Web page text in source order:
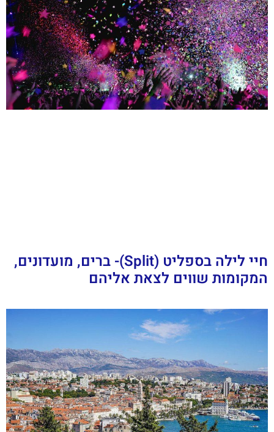
חיי לילה בספליט (Split)- ברים, מועדונים,
המקומות שווים לצאת אליהם